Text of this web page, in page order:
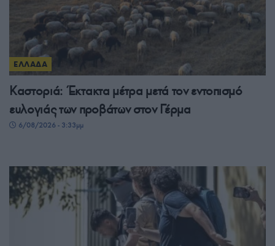
ΕΛΛΑΔΑ
Καστοριά: Έκτακτα μέτρα μετά τον εντοπισμό
ευλογιάς των προβάτων στον Γέρμα
6/08/2026 - 3:33μμ